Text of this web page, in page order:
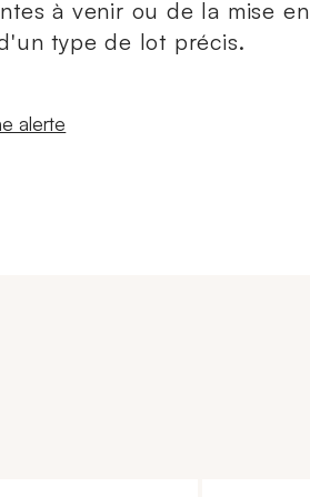
à venir ou de la mise en
type de lot précis.
fenêtre
alerte